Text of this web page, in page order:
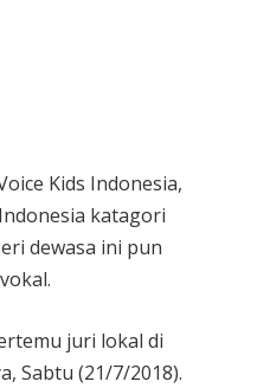
Kids Indonesia,
katagori
dewasa ini pun
juri lokal di
Sabtu (21/7/2018).